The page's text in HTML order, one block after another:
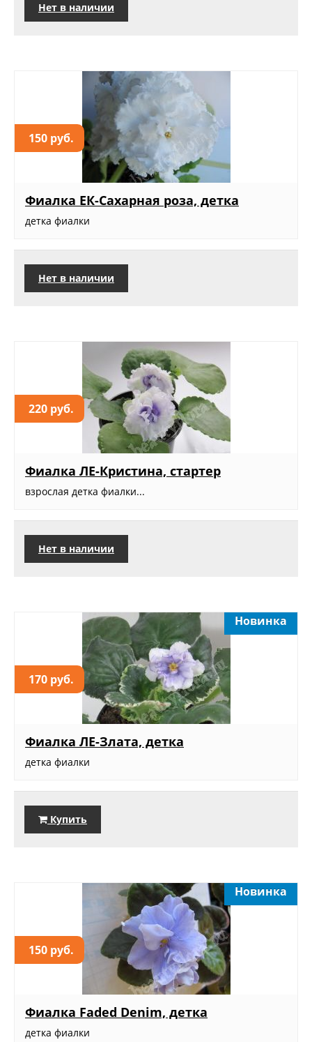
Нет в наличии
150 руб.
Фиалка ЕК-Сахарная роза, детка
детка фиалки
Нет в наличии
220 руб.
Фиалка ЛЕ-Кристина, стартер
взрослая детка фиалки...
Нет в наличии
170 руб.
Новинка
Фиалка ЛЕ-Злата, детка
детка фиалки
Купить
150 руб.
Новинка
Фиалка Faded Denim, детка
детка фиалки